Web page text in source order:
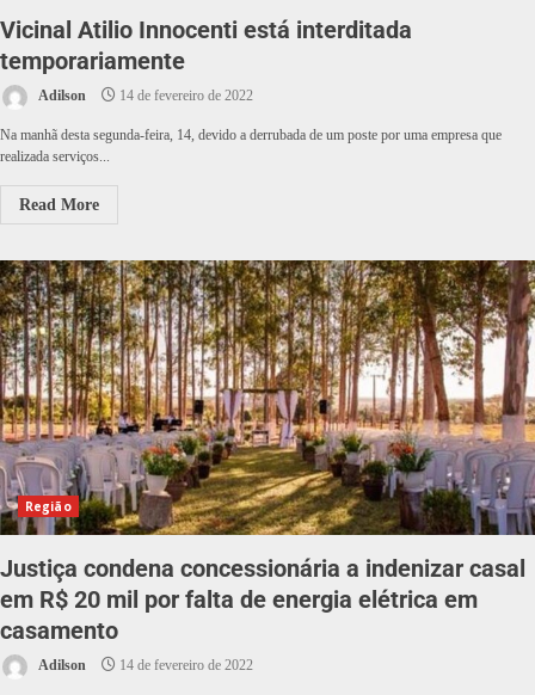
Vicinal Atilio Innocenti está interditada
temporariamente
Adilson 14 de fevereiro de 2022
Na manhã desta segunda-feira, 14, devido a derrubada de um poste por uma empresa que
realizada serviços...
Read More
Região
Justiça condena concessionária a indenizar casal
em R$ 20 mil por falta de energia elétrica em
casamento
Adilson 14 de fevereiro de 2022